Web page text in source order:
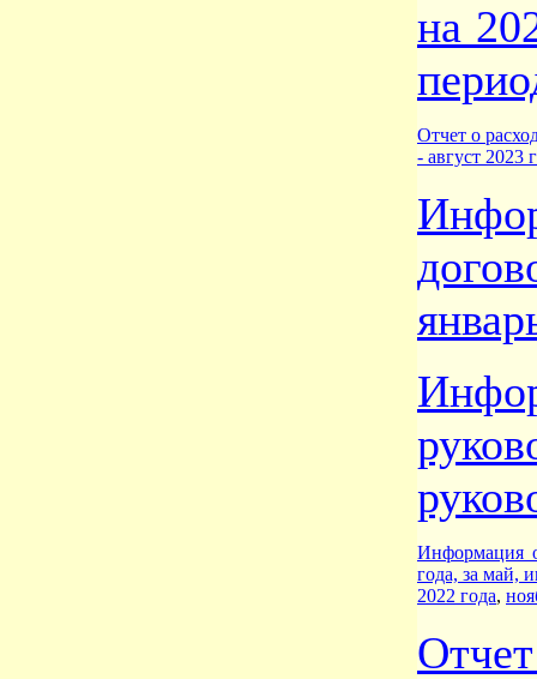
на
Отчет о
- август 2023
Информация
года, за май,
2022 года,